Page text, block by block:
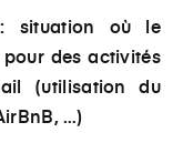
situation où le
des activités
(utilisation du
…)